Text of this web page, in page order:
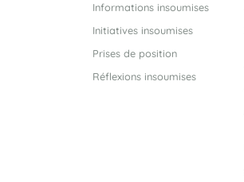
Informations insoumises
Initiatives insoumises
Prises de position
Réflexions insoumises